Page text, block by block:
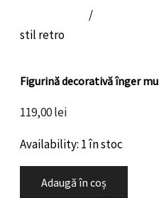
/
stil retro
Figurină decorativă înger
119,00lei
Availability: 1 în stoc
Adaugă în coș